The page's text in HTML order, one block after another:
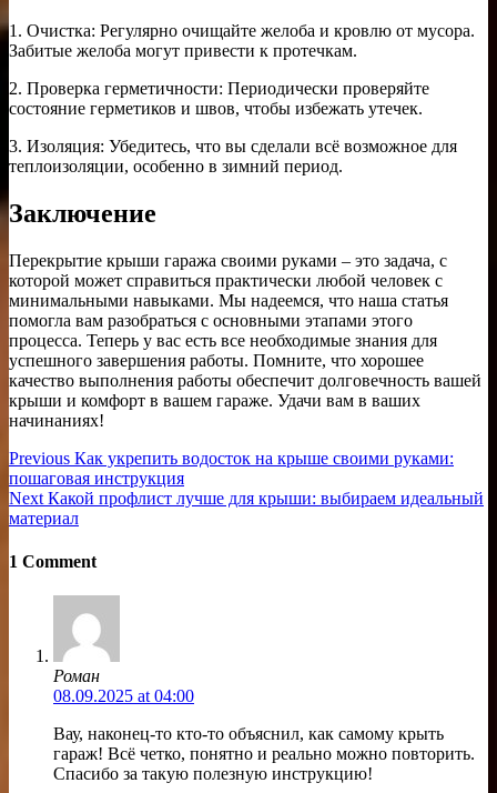
1. Очистка: Регулярно очищайте желоба и кровлю от мусора.
Забитые желоба могут привести к протечкам.
2. Проверка герметичности: Периодически проверяйте
состояние герметиков и швов, чтобы избежать утечек.
3. Изоляция: Убедитесь, что вы сделали всё возможное для
теплоизоляции, особенно в зимний период.
Заключение
Перекрытие крыши гаража своими руками – это задача, с
которой может справиться практически любой человек с
минимальными навыками. Мы надеемся, что наша статья
помогла вам разобраться с основными этапами этого
процесса. Теперь у вас есть все необходимые знания для
успешного завершения работы. Помните, что хорошее
качество выполнения работы обеспечит долговечность вашей
крыши и комфорт в вашем гараже. Удачи вам в ваших
начинаниях!
Навигация
по
записям
Previous Previous
post:
Как укрепить водосток на крыше своими руками:
пошаговая инструкция
Next Next
post:
Какой профлист лучше для крыши: выбираем идеальный
материал
1 Comment
Роман
08.09.2025 at 04:00
Вау, наконец-то кто-то объяснил, как самому крыть
гараж! Всё четко, понятно и реально можно повторить.
Спасибо за такую полезную инструкцию!